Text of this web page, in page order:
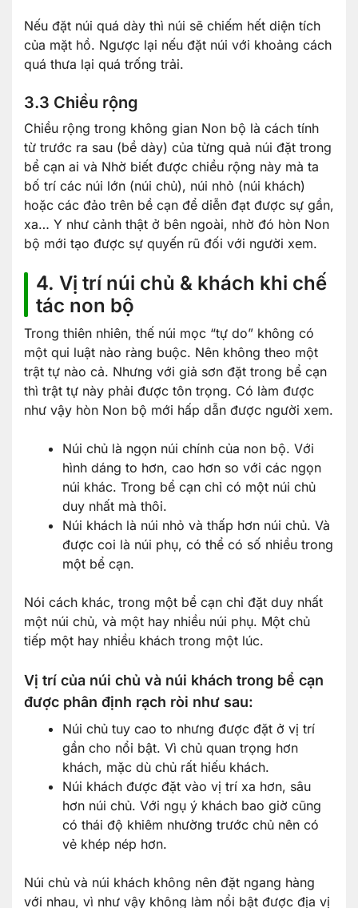
Nếu đặt núi quá dày thì núi sẽ chiếm hết diện tích
của mặt hồ. Ngược lại nếu đặt núi với khoảng cách
quá thưa lại quá trống trải.
3.3 Chiều rộng
Chiều rộng trong không gian Non bộ là cách tính
từ trước ra sau (bề dày) của từng quả núi đặt trong
bể cạn ai và Nhờ biết được chiều rộng này mà ta
bố trí các núi lớn (núi chủ), núi nhỏ (núi khách)
hoặc các đảo trên bề cạn để diễn đạt được sự gần,
xa… Y như cảnh thật ở bên ngoài, nhờ đó hòn Non
bộ mới tạo được sự quyến rũ đối với người xem.
4. Vị trí núi chủ & khách khi chế
tác non bộ
Trong thiên nhiên, thế núi mọc “tự do” không có
một qui luật nào ràng buộc. Nên không theo một
trật tự nào cả. Nhưng với giả sơn đặt trong bể cạn
thì trật tự này phải được tôn trọng. Có làm được
như vậy hòn Non bộ mới hấp dẫn được người xem.
Núi chủ là ngọn núi chính của non bộ. Với
hình dáng to hơn, cao hơn so với các ngọn
núi khác. Trong bể cạn chỉ có một núi chủ
duy nhất mà thôi.
Núi khách là núi nhỏ và thấp hơn núi chủ. Và
được coi là núi phụ, có thể có số nhiều trong
một bể cạn.
Nói cách khác, trong một bể cạn chỉ đặt duy nhất
một núi chủ, và một hay nhiều núi phụ. Một chủ
tiếp một hay nhiều khách trong một lúc.
Vị trí của núi chủ và núi khách trong bể cạn
được phân định rạch ròi như sau:
Núi chủ tuy cao to nhưng được đặt ở vị trí
gần cho nổi bật. Vì chủ quan trọng hơn
khách, mặc dù chủ rất hiếu khách.
Núi khách được đặt vào vị trí xa hơn, sâu
hơn núi chủ. Với ngụ ý khách bao giờ cũng
có thái độ khiêm nhường trước chủ nên có
vẻ khép nép hơn.
Núi chủ và núi khách không nên đặt ngang hàng
với nhau, vì như vậy không làm nổi bật được địa vị